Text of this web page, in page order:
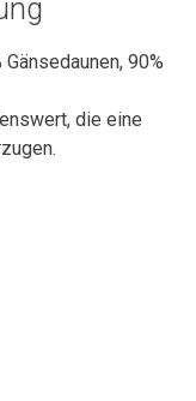
90%
die eine